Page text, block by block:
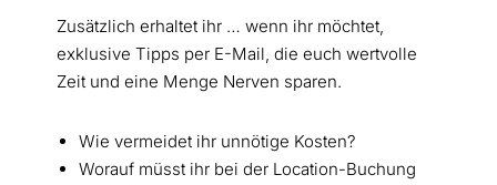
Zusätzlich erhaltet ihr … wenn ihr möchtet,
exklusive Tipps per E-Mail, die euch wertvolle
Zeit und eine Menge Nerven sparen.
Wie vermeidet ihr unnötige Kosten?
Worauf müsst ihr bei der Location-Buchung